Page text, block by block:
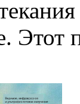
Этот